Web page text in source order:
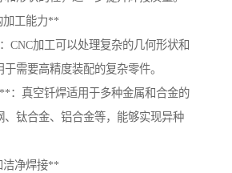
加工能力**
加工可以处理复杂的几何形状和
需要高精度装配的复杂零件。
：真空钎焊适用于多种金属和合金的
、钛合金、铝合金等，能够实现异种
洁净焊接**